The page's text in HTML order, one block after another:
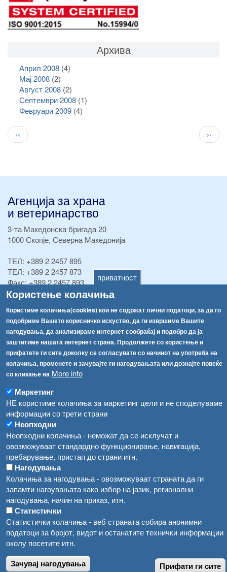
приватност
Користење колачиња
Користиме колачиња(cookies) кои не содржат лични податоци, за да го
подобриме Вашето корисничко искуство, да ги извршиме Вашите
нагодувања, да анализираме интернет сообраќај и подобро да ја
заштитиме нашата интернет страна. Продолжете со користење и
прифатете ги сите доколку се согласувате со начинот на употреба на
колачиња, променете и зачувајте ги нагодувањата или дознајте повеќе
со кликање на More info
Маркетинг
НЕ користиме колачиња за маркетинг цели и не споделуваме
информации со трети страни
Неопходни
Неопходни колачиња - неможат да се исклучат и
овозможуваат стандардно функционирање, навигација,
пребарување, пристап до страни итн.
Нагодувања
Колачиња за нагодувања - овозможуваат страната да ги
запамти нагоувањата како избор на јазик, регионални
нагодувања, начин на приказ, итн.
Статистички
Статистички колачиња - веб страната собира анонимни
податоци за бројот, видот и останатите технички информации
околу посетите итн.
Зачувај нагодувања Прифати ги сите
Архива
Април 2008(4)
Мај 2008(2)
Август 2008(2)
Септември 2008(1)
Февруари 2009(4)
Pagination
Previous
page
‹‹ ››
Агенција за храна
и ветеринарство
3-та Македонска бригада 20
1000 Скопје, Северна Македонија
ТЕЛ: +389 2 2457 895
ТЕЛ: +389 2 2457 873
Факс:+389 2 2457 893
Факс:+389 2 2457 871
info@fva.gov.mk
[АХВ-претходна страна]
Соопштенија
Република Бугарија ги засили официјалните контроли при увоз на свежо овошје и зеленчук
Високите температури ризик од труење со храна, опасни се и за животните
Водата во Гостивар може да се користи како техничка, продолжува испораката на флаширана вода
Во Гостивар спроведени 70 вонредни контроли
Забраната за водата во Гостивар останува на сила, операторите да користат само технички безбедна вода
Навигација
Архива
Регистри
Забрани
Огласи